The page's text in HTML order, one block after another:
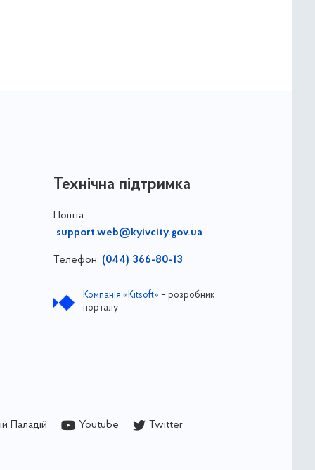
Технічна підтримка
Пошта:
support.web@kyivcity.gov.ua
Телефон: (044) 366-80-13
Компанія «Kitsoft» – розробник
порталу
Паладій Youtube Twitter